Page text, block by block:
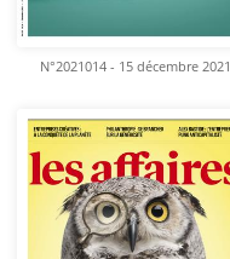
N°2021014 - 15 décembre 2021